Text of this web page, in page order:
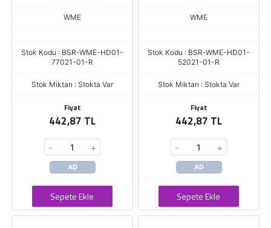
WME
Stok Kodu : BSR-WME-HD01-
77021-01-R
Stok Miktarı : Stokta Var
Fiyat
442,87 TL
- +
AD
Sepete Ekle
WME
Stok Kodu : BSR-WME-HD01-
52021-01-R
Stok Miktarı : Stokta Var
Fiyat
442,87 TL
- +
AD
Sepete Ekle